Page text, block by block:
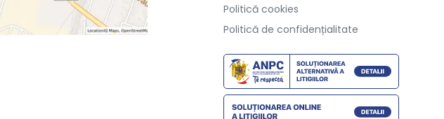
Politică cookies
Politică de confidențialitate